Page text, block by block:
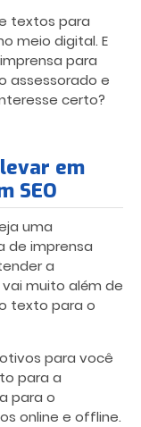
textos para
meio digital. E
para
assessorado e
certo?
em
SEO
uma
de imprensa
a
muito além de
texto para o
para você
para a
para o
online e offline.